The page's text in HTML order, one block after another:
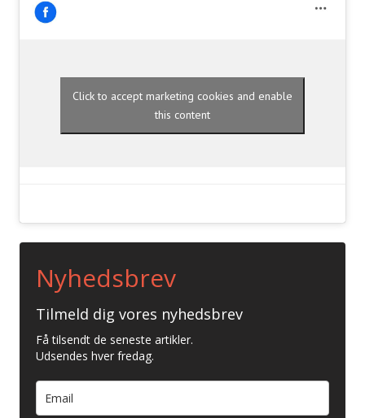
Click to accept marketing cookies and enable
this content
Nyhedsbrev
Tilmeld dig vores nyhedsbrev
Få tilsendt de seneste artikler.
Udsendes hver fredag.